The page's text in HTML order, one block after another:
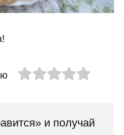
и получай